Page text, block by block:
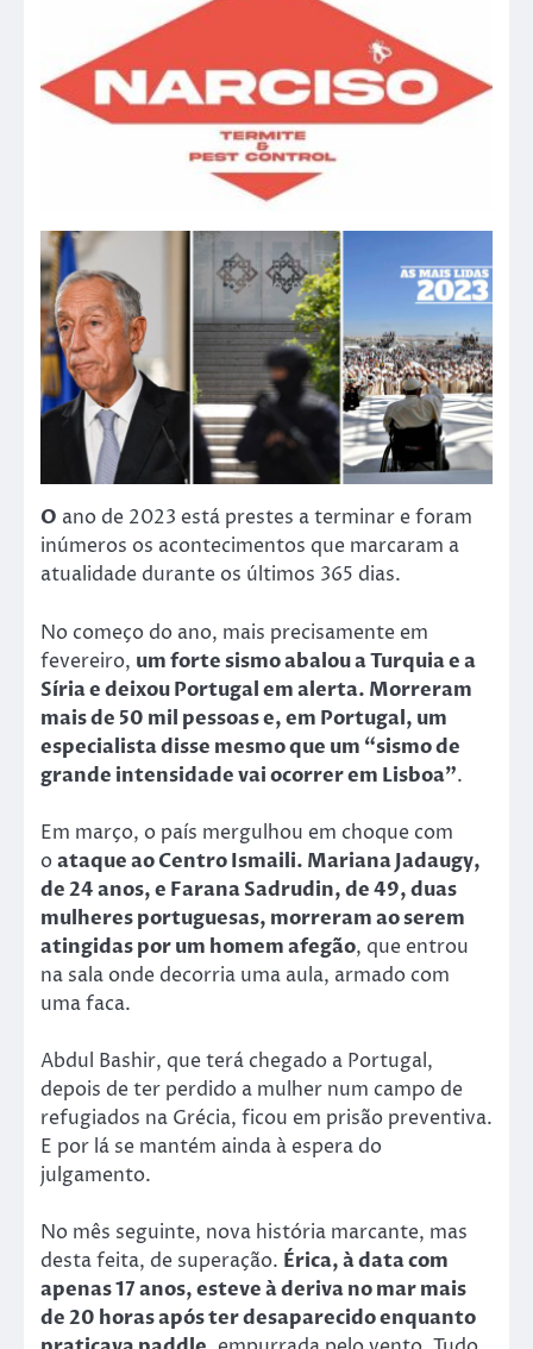
O ano de 2023 está prestes a terminar e foram
inúmeros os acontecimentos que marcaram a
atualidade durante os últimos 365 dias.
No começo do ano, mais precisamente em
fevereiro, um forte sismo abalou a Turquia e a
Síria e deixou Portugal em alerta. Morreram
mais de 50 mil pessoas e, em Portugal, um
especialista disse mesmo que um “sismo de
grande intensidade vai ocorrer em Lisboa”.
Em março, o país mergulhou em choque com
oataque ao Centro Ismaili. Mariana Jadaugy,
de 24 anos, e Farana Sadrudin, de 49, duas
mulheres portuguesas, morreram ao serem
atingidas por um homem afegão, que entrou
na sala onde decorria uma aula, armado com
uma faca.
Abdul Bashir, que terá chegado a Portugal,
depois de ter perdido a mulher num campo de
refugiados na Grécia, ficou em prisão preventiva.
E por lá se mantém ainda à espera do
julgamento.
No mês seguinte, nova história marcante, mas
desta feita, de superação. Érica, à data com
apenas 17 anos, esteve à deriva no mar mais
de 20 horas após ter desaparecido enquanto